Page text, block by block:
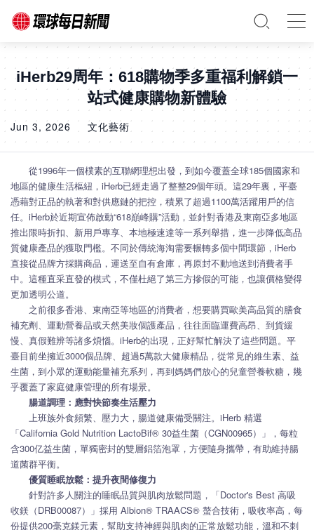
iHerb29周年：618購物季多重福利解鎖一
站式健康購物新體驗
Jun 3, 2026 文化藝術
從1996年一個樸素的互聯網理想出發，到如今覆蓋全球185個國家和
地區的健康生活樞紐，iHerb已經走過了整整29個年頭。這29年裏，平臺
憑藉對正品的執著和對供應鏈的把控，積累了超過1100萬活躍用戶的信
任。iHerb於近期宣佈啟動“618巔峰購”活動，並針對香港及東南亞多地區
推出限時折扣、新用戶專享、本地極速達等一系列舉措，進一步降低高品
質健康產品的獲取門檻。不同於傳統海淘需要輾轉多個中間環節，iHerb
直接從品牌方採購商品，運送至自有倉庫，再原封不動地送到消費者手
中。這種直采直發的模式，不僅杜絕了第三方摻假的可能，也讓價格變得
更加透明公道。
之前很多香港、東南亞等地區的消費者，想要購買歐美高品質的膳食
補充劑、運動營養品或天然美妝個護產品，往往面臨運費高昂、到貨緩
慢、真假難辨等諸多煩惱。iHerb的出現，正好幫忙解決了這些問題。平
臺目前坐擁近3000個品牌、超過5萬款大健康精品，從常見的維生素、益
生菌，到小眾的運動能量補充系列，再到媽媽們放心的兒童營養軟糖，幾
乎覆蓋了家庭健康管理的所有場景。
腸道調理：應對快節奏生活壓力
上班族外食頻繁、壓力大，腸道健康備受關注。iHerb 精選
「California Gold Nutrition LactoBif® 30益生菌（CGN00965）」，每粒
含300亿益生菌，單獨密封的雙層鋁箔泡罩，方便隨身攜帶，有助維持腸
道菌群平衡。
優質睡眠放鬆：提升夜間修復力
針對許多人關注的睡眠品質與肌肉放鬆問題，「Doctor's Best 高吸
收鎂（DRB00087）」採用 Albion® TRAACS® 螯合技術，吸收率高，每
份提供200毫克鎂元素，幫助支持神經與肌肉的正常放鬆功能，溫和不刺